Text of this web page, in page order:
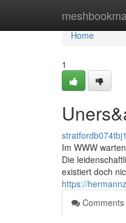
Home
Home
1
stratfordb074tbj1
Im WWW
Die
existiert doch
https://
Comments